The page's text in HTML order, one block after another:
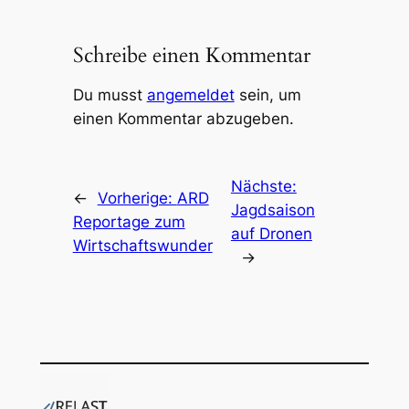
Schreibe einen Kommentar
Du musst angemeldetsein, um
einen Kommentar abzugeben.
← Vorherige: ARD
Reportage zum
Wirtschaftswunder
Nächste:
Jagdsaison
auf Dronen
→